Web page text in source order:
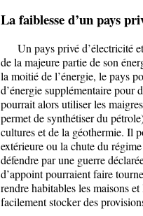
La faiblesse d’un pays
Un pays privé d’électricité
de la majeure partie de son
la moitié de l’énergie, le pays
d’énergie supplémentaire pour
pourrait alors utiliser les
permet de synthétiser du
cultures et de la géothermie. Il
extérieure ou la chute du
défendre par une guerre
d’appoint pourraient faire
rendre habitables les maisons
facilement stocker des